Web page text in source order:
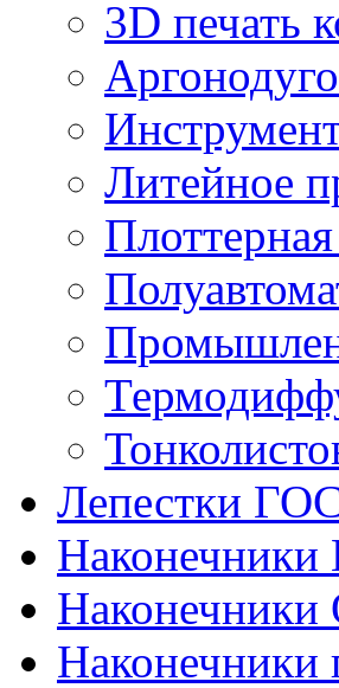
3D печать
Литейное
Плоттерная
Лепестки
Наконечники